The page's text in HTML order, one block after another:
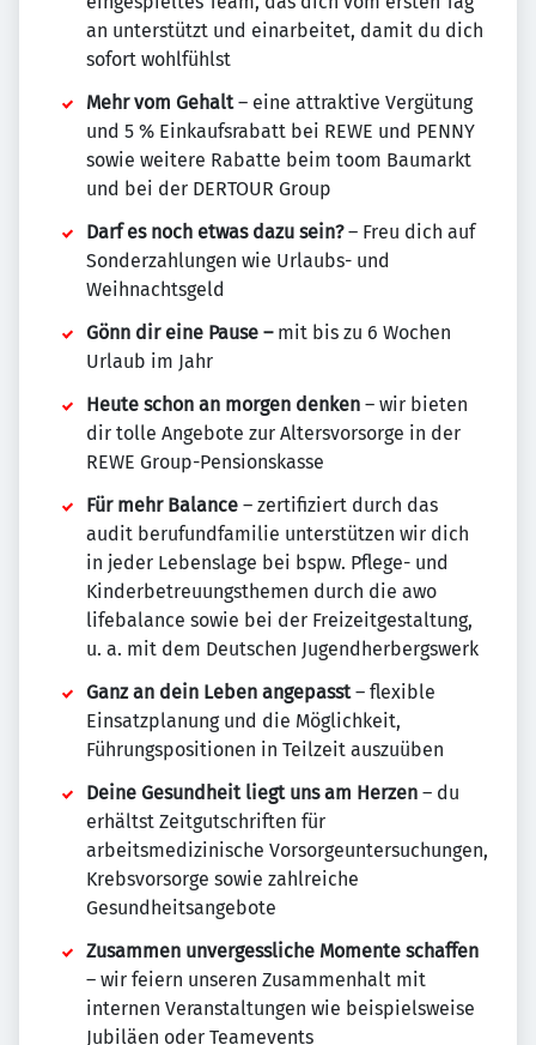
an unterstützt und einarbeitet, damit du dich
sofort wohlfühlst
Mehr vom Gehalt– eine attraktive Vergütung
und 5 % Einkaufsrabatt bei REWE und PENNY
sowie weitere Rabatte beim toom Baumarkt
und bei der DERTOUR Group
Darf es noch etwas dazu sein?– Freu dich auf
Sonderzahlungen wie Urlaubs- und
Weihnachtsgeld
Gönn dir eine Pause – mit bis zu 6 Wochen
Urlaub im Jahr
Heute schon an morgen denken – wir bieten
dir tolle Angebote zur Altersvorsorge in der
REWE Group-Pensionskasse
Für mehr Balance – zertifiziert durch das
audit berufundfamilie unterstützen wir dich
in jeder Lebenslage bei bspw. Pflege- und
Kinderbetreuungsthemen durch die awo
lifebalance sowie bei der Freizeitgestaltung,
u. a. mit dem Deutschen Jugendherbergswerk
Ganz an dein Leben angepasst– flexible
Einsatzplanung und die Möglichkeit,
Führungspositionen in Teilzeit auszuüben
Deine Gesundheit liegt uns am Herzen – du
erhältst Zeitgutschriften für
arbeitsmedizinische Vorsorgeuntersuchungen,
Krebsvorsorge sowie zahlreiche
Gesundheitsangebote
Zusammen unvergessliche Momente schaffen
– wir feiern unseren Zusammenhalt mit
internen Veranstaltungen wie beispielsweise
Jubiläen oder Teamevents